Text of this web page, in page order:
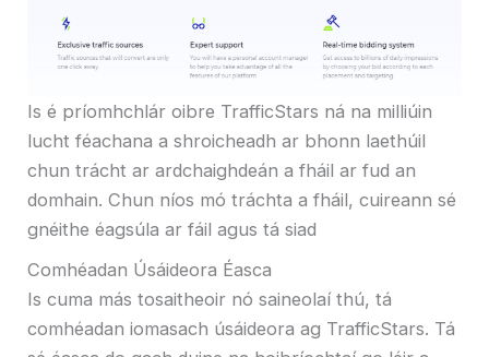
Is é príomhchlár oibre TrafficStars ná na milliúin
lucht féachana a shroicheadh ​​ar bhonn laethúil
chun trácht ar ardchaighdeán a fháil ar fud an
domhain. Chun níos mó tráchta a fháil, cuireann sé
gnéithe éagsúla ar fáil agus tá siad
Comhéadan Úsáideora Éasca
Is cuma más tosaitheoir nó saineolaí thú, tá
comhéadan iomasach úsáideora ag TrafficStars. Tá